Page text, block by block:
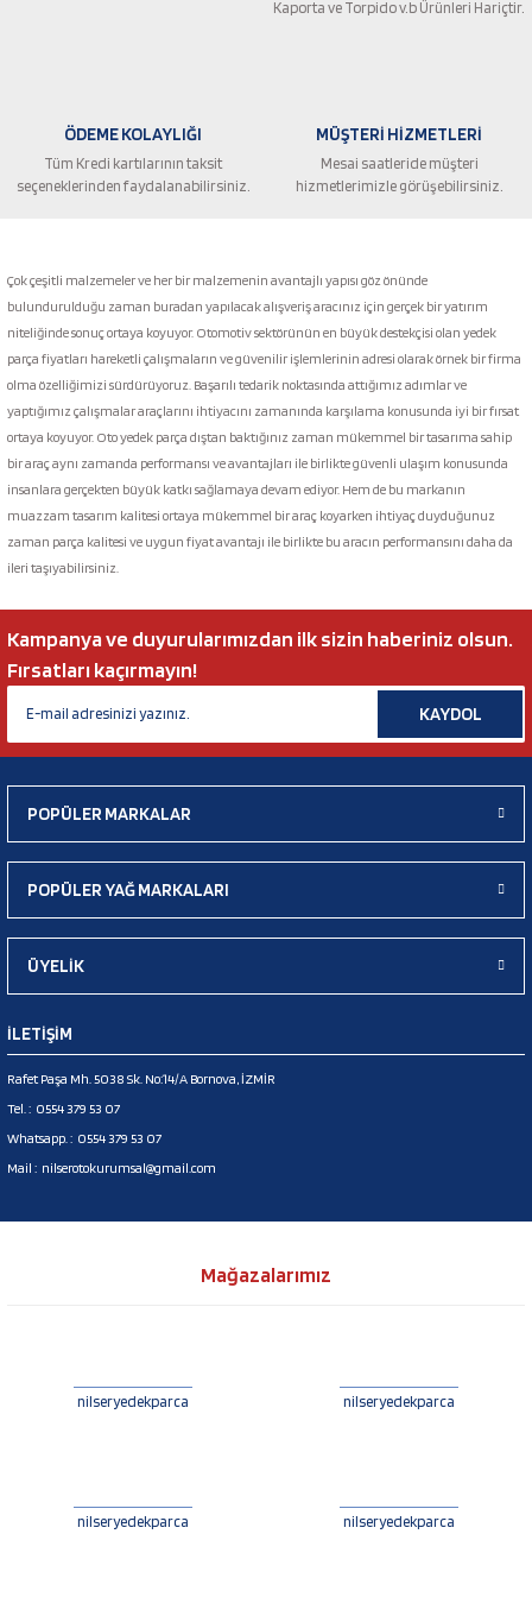
Gönder
Kaporta ve Torpido v.b Ürünleri Hariçtir.
ÖDEME KOLAYLIĞI
Tüm Kredi kartılarının taksit
seçeneklerinden faydalanabilirsiniz.
MÜŞTERİ HİZMETLERİ
Mesai saatleride müşteri
hizmetlerimizle görüşebilirsiniz.
Çok çeşitli malzemeler ve her bir malzemenin avantajlı yapısı göz önünde
bulundurulduğu zaman buradan yapılacak alışveriş aracınız için gerçek bir yatırım
niteliğinde sonuç ortaya koyuyor. Otomotiv sektörünün en büyük destekçisi olan yedek
parça fiyatları hareketli çalışmaların ve güvenilir işlemlerinin adresi olarak örnek bir firma
olma özelliğimizi sürdürüyoruz. Başarılı tedarik noktasında attığımız adımlar ve
yaptığımız çalışmalar araçlarını ihtiyacını zamanında karşılama konusunda iyi bir fırsat
ortaya koyuyor. Oto yedek parça dıştan baktığınız zaman mükemmel bir tasarıma sahip
bir araç aynı zamanda performansı ve avantajları ile birlikte güvenli ulaşım konusunda
insanlara gerçekten büyük katkı sağlamaya devam ediyor. Hem de bu markanın
muazzam tasarım kalitesi ortaya mükemmel bir araç koyarken ihtiyaç duyduğunuz
zaman parça kalitesi ve uygun fiyat avantajı ile birlikte bu aracın performansını daha da
ileri taşıyabilirsiniz.
Kampanya ve duyurularımızdan ilk sizin haberiniz olsun.
Fırsatları kaçırmayın!
KAYDOL
POPÜLER MARKALAR
POPÜLER YAĞ MARKALARI
ÜYELİK
İLETİŞİM
Rafet Paşa Mh. 5038 Sk. No:14/A Bornova, İZMİR
Tel. : 0554 379 53 07
Whatsapp. : 0554 379 53 07
Mail : nilserotokurumsal@gmail.com
Mağazalarımız
nilseryedekparca nilseryedekparca
nilseryedekparca nilseryedekparca